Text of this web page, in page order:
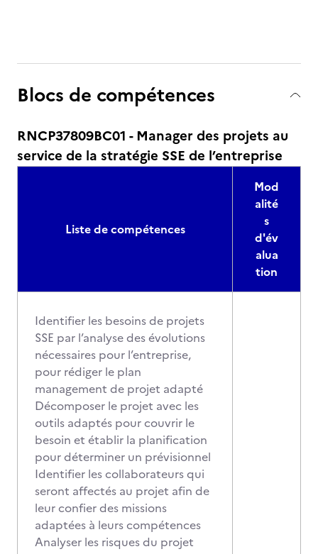
Blocs de compétences
RNCP37809BC01 - Manager des projets au
service de la stratégie SSE de l’entreprise
Liste de compétences
Mod
alité
s
d'év
alua
tion
Identifier les besoins de projets
SSE par l’analyse des évolutions
nécessaires pour l’entreprise,
pour rédiger le plan
management de projet adapté
Décomposer le projet avec les
outils adaptés pour couvrir le
besoin et établir la planification
pour déterminer un prévisionnel
Identifier les collaborateurs qui
seront affectés au projet afin de
leur confier des missions
adaptées à leurs compétences
Analyser les risques du projet